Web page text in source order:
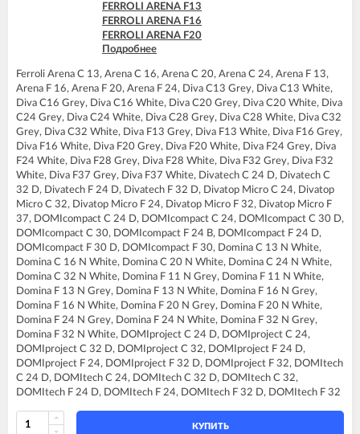
FERROLI ARENA F13
FERROLI ARENA F16
FERROLI ARENA F20
FERROLI ARENA F24
FERROLI BLUEHELIX PRO 32 C
FERROLI BLUEHELIX TECH 25C
FERROLI BLUEHELIX TECH 35C
FERROLI DIVA C13
FERROLI DIVA C16
FERROLI DIVA C20
FERROLI DIVA C24
FERROLI DIVA C28
FERROLI DIVA C32
FERROLI DIVA F13
FERROLI DIVA F16
FERROLI DIVA F20
FERROLI DIVA F24
FERROLI DIVA F28
FERROLI DIVA F32
FERROLI DIVA F37
FERROLI DIVAproject F24
FERROLI DIVAtech C24 D
FERROLI DIVAtech C32 D
FERROLI DIVAtech F24 D
FERROLI DIVAtech F32 D
FERROLI DIVAtop C24
FERROLI DIVAtop C32
FERROLI DIVAtop F24
FERROLI DIVAtop F32
Подробнее
Ferroli Arena C 13, Arena C 16, Arena C 20, Arena C 24, Arena F 13,
Arena F 16, Arena F 20, Arena F 24, Diva C13 Grey, Diva C13 White,
Diva C16 Grey, Diva C16 White, Diva C20 Grey, Diva C20 White, Diva
C24 Grey, Diva C24 White, Diva C28 Grey, Diva C28 White, Diva C32
Grey, Diva C32 White, Diva F13 Grey, Diva F13 White, Diva F16 Grey,
Diva F16 White, Diva F20 Grey, Diva F20 White, Diva F24 Grey, Diva
F24 White, Diva F28 Grey, Diva F28 White, Diva F32 Grey, Diva F32
White, Diva F37 Grey, Diva F37 White, Divatech C 24 D, Divatech C
32 D, Divatech F 24 D, Divatech F 32 D, Divatop Micro C 24, Divatop
Micro C 32, Divatop Micro F 24, Divatop Micro F 32, Divatop Micro F
37, DOMIcompact C 24 D, DOMIcompact C 24, DOMIcompact C 30 D,
DOMIcompact C 30, DOMIcompact F 24 B, DOMIcompact F 24 D,
DOMIcompact F 30 D, DOMIcompact F 30, Domina C 13 N White,
Domina C 16 N White, Domina C 20 N White, Domina C 24 N White,
Domina C 32 N White, Domina F 11 N Grey, Domina F 11 N White,
Domina F 13 N Grey, Domina F 13 N White, Domina F 16 N Grey,
Domina F 16 N White, Domina F 20 N Grey, Domina F 20 N White,
Domina F 24 N Grey, Domina F 24 N White, Domina F 32 N Grey,
Domina F 32 N White, DOMIproject C 24 D, DOMIproject C 24,
DOMIproject C 32 D, DOMIproject C 32, DOMIproject F 24 D,
DOMIproject F 24, DOMIproject F 32 D, DOMIproject F 32, DOMItech
C 24 D, DOMItech C 24, DOMItech C 32 D, DOMItech C 32,
DOMItech F 24 D, DOMItech F 24, DOMItech F 32 D, DOMItech F 32
КУПИТЬ